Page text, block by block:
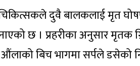
दुवै बालकलाई मृत
छ । प्रहरीका अनुसार मृतक
औंलाको बिच भागमा सर्पले डसेको